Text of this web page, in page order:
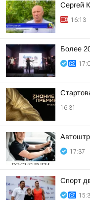
Сергей
16:13
Более
16:31
17:37
Спорт